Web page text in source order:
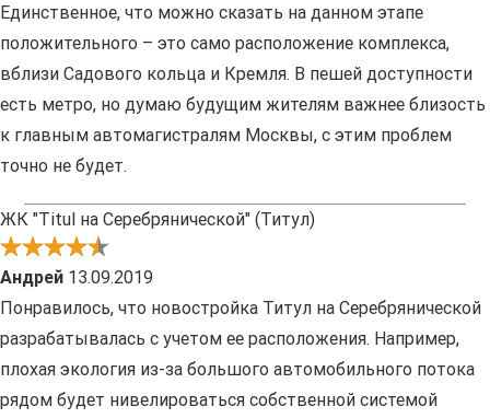
Единственное, что можно сказать на данном этапе
положительного – это само расположение комплекса,
вблизи Садового кольца и Кремля. В пешей доступности
есть метро, но думаю будущим жителям важнее близость
к главным автомагистралям Москвы, с этим проблем
точно не будет.
ЖК "Titul на Серебрянической" (Титул)
Андрей 13.09.2019
Понравилось, что новостройка Титул на Серебрянической
разрабатывалась с учетом ее расположения. Например,
плохая экология из-за большого автомобильного потока
рядом будет нивелироваться собственной системой